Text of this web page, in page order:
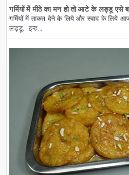
गर्मियों में मीठे का मन हो तो आटे के लड्डू एसे
गर्मियों में ताकत देने के लिये और स्वाद के लिये
लड्डू. इन्ह...